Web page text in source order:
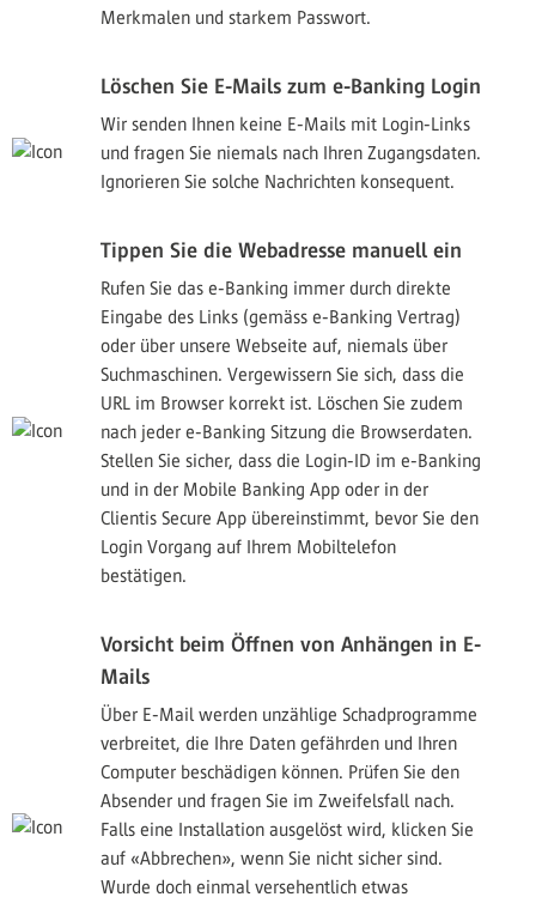
Merkmalen und starkem Passwort.
Löschen Sie E-Mails zum e-Banking Login
Wir senden Ihnen keine E-Mails mit Login-Links
und fragen Sie niemals nach Ihren Zugangsdaten.
Ignorieren Sie solche Nachrichten konsequent.
Tippen Sie die Webadresse manuell ein
Rufen Sie das e-Banking immer durch direkte
Eingabe des Links (gemäss e-Banking Vertrag)
oder über unsere Webseite auf, niemals über
Suchmaschinen. Vergewissern Sie sich, dass die
URL im Browser korrekt ist. Löschen Sie zudem
nach jeder e-Banking Sitzung die Browserdaten.
Stellen Sie sicher, dass die Login-ID im e-Banking
und in der Mobile Banking App oder in der
Clientis Secure App übereinstimmt, bevor Sie den
Login Vorgang auf Ihrem Mobiltelefon
bestätigen.
Vorsicht beim Öffnen von Anhängen in E-
Mails
Über E-Mail werden unzählige Schadprogramme
verbreitet, die Ihre Daten gefährden und Ihren
Computer beschädigen können. Prüfen Sie den
Absender und fragen Sie im Zweifelsfall nach.
Falls eine Installation ausgelöst wird, klicken Sie
auf «Abbrechen», wenn Sie nicht sicher sind.
Wurde doch einmal versehentlich etwas